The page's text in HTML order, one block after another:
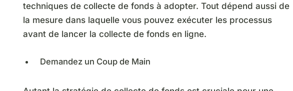
techniques de collecte de fonds à adopter. Tout dépend aussi de
la mesure dans laquelle vous pouvez exécuter les processus
avant de lancer la collecte de fonds en ligne.
Demandez un Coup de Main